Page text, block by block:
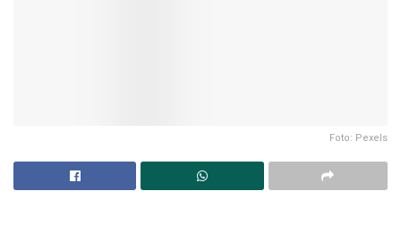
Foto: Pexels